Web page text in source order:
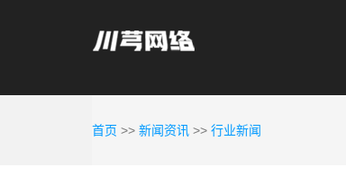
首页 >> 新闻资讯 >> 行业新闻